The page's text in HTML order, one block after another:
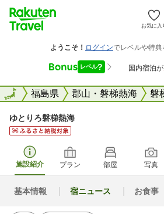
お気に入
全国福島県 郡山・磐梯熱海 磐
全国
ゆとりろ磐梯熱海
施設紹介 プラン 部屋 写真
基本情報 宿ニュース お食事